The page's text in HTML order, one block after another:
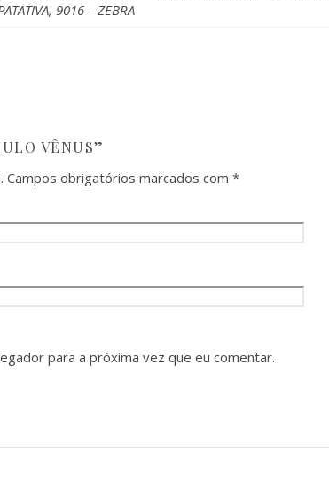
9016 – ZEBRA
VÊNUS”
Campos obrigatórios marcados com *
para a próxima vez que eu comentar.